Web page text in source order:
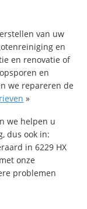
van uw
en
en renovatie of
en
we repareren de
»
we helpen u
dus ook in:
in 6229 HX
onze
problemen